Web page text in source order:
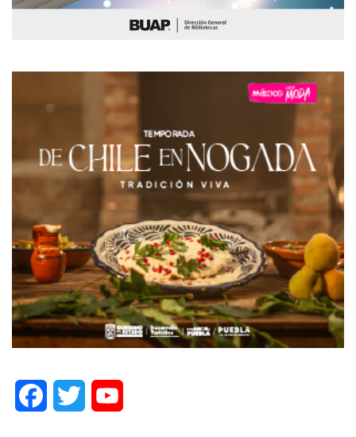
FacebookTwitter